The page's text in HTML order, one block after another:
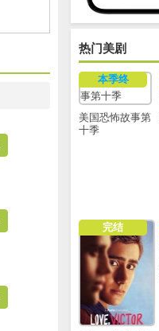
热门美剧
本季终
美国恐怖故事第
十季
完结